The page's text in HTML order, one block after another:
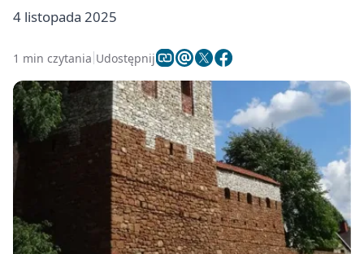
4 listopada 2025
1 min czytania Udostępnij